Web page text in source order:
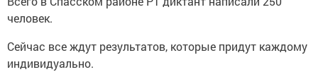
человек.
Сейчас все ждут результатов, которые придут каждому
индивидуально.